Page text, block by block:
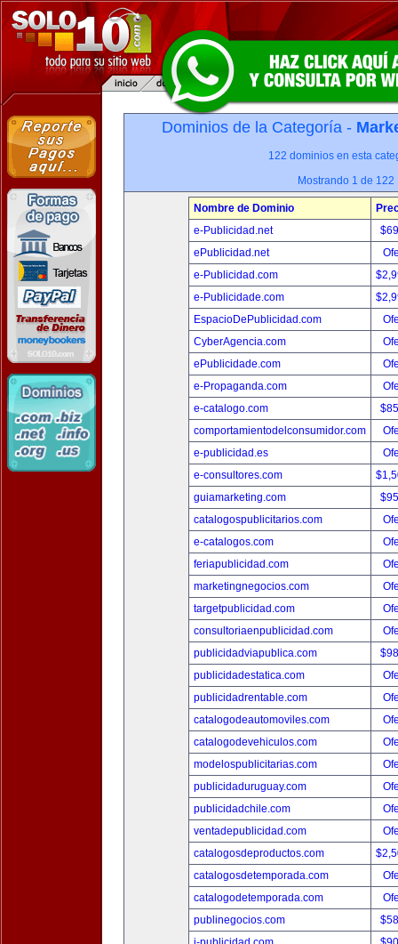
Dominios de la Categoría -
122 dominios en esta
Mostrando 1 de 122
Nombre de Dominio
e-Publicidad.net
ePublicidad.net
e-Publicidad.com
e-Publicidade.com
EspacioDePublicidad.com
CyberAgencia.com
ePublicidade.com
e-Propaganda.com
e-catalogo.com
comportamientodelconsumidor.com
e-publicidad.es
e-consultores.com
guiamarketing.com
catalogospublicitarios.com
e-catalogos.com
feriapublicidad.com
marketingnegocios.com
targetpublicidad.com
consultoriaenpublicidad.com
publicidadviapublica.com
publicidadestatica.com
publicidadrentable.com
catalogodeautomoviles.com
catalogodevehiculos.com
modelospublicitarias.com
publicidaduruguay.com
publicidadchile.com
ventadepublicidad.com
catalogosdeproductos.com
catalogosdetemporada.com
catalogodetemporada.com
publinegocios.com